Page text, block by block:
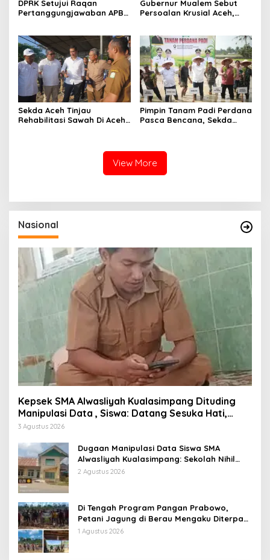
DPRK Setujui Raqan
Pertanggungjawaban APBK
Gubernur Mualem Sebut
Persoalan Krusial Aceh,
Sekda Aceh Tinjau
Rehabilitasi Sawah Di Aceh
Pimpin Tanam Padi Perdana
Pasca Bencana, Sekda
View More
Nasional
Kepsek SMA Alwasliyah Kualasimpang Dituding
Manipulasi Data , Siswa: Datang Sesuka Hati,
Dana MBG Disalurkan ke Guru & Pesantren
3 Agustus 2026
Dugaan Manipulasi Data Siswa SMA
Alwasliyah Kualasimpang: Sekolah Nihil
Murid Tapi Terima Dana BOS & Paket
2 Agustus 2026
Di Tengah Program Pangan Prabowo,
Petani Jagung di Berau Mengaku Diterpa
Tekanan Aparat
1 Agustus 2026